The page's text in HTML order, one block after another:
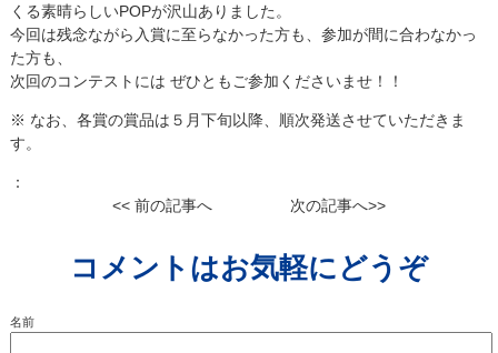
くる素晴らしいPOPが沢山ありました。
今回は残念ながら入賞に至らなかった方も、参加が間に合わなかっ
た方も、
次回のコンテストには ぜひともご参加くださいませ！！
※ なお、各賞の賞品は５月下旬以降、順次発送させていただきま
す。
：
<< 前の記事へ
次の記事へ>>
コメントはお気軽にどうぞ
名前